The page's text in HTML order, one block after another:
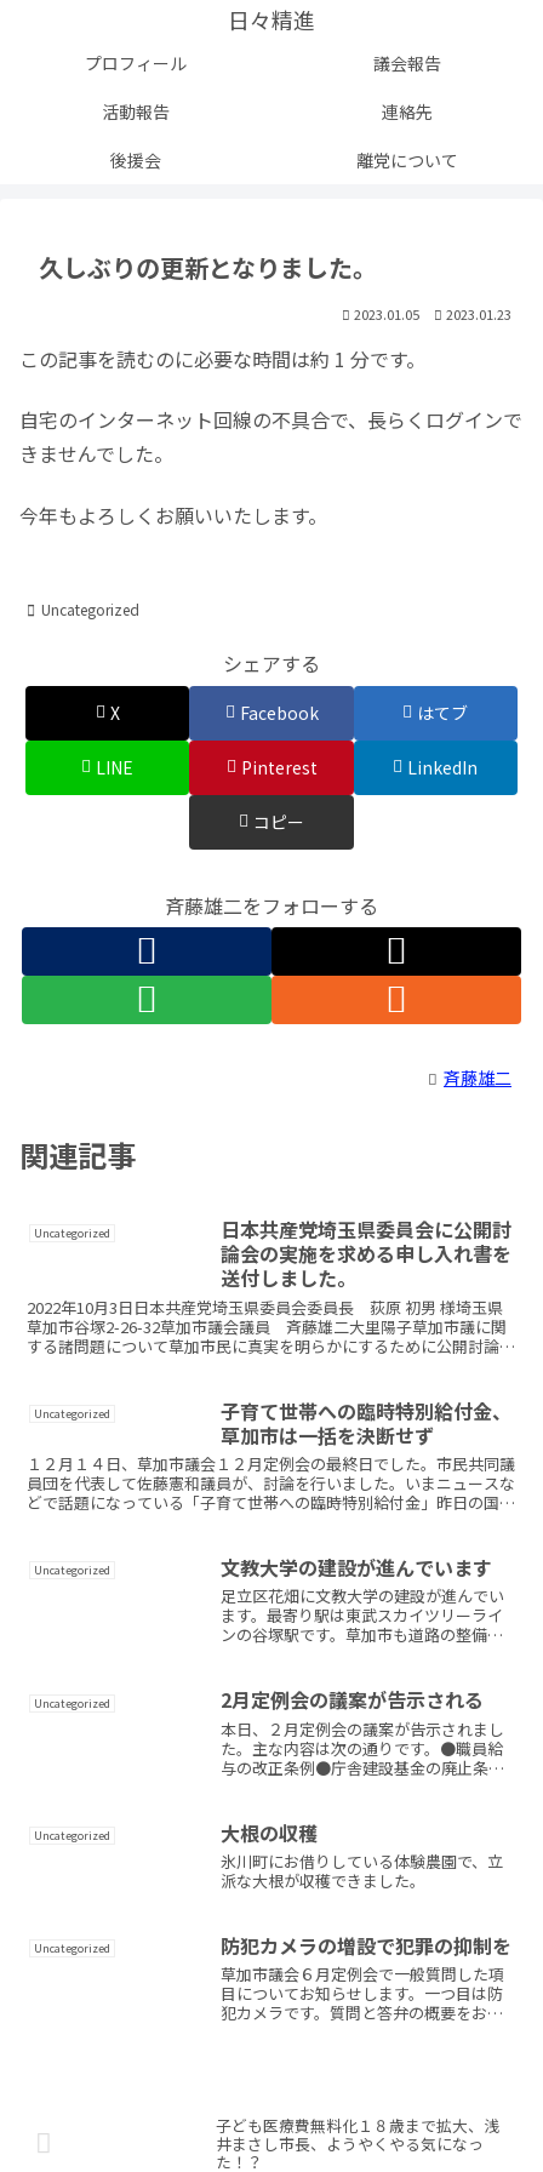
日々精進
プロフィール
議会報告
活動報告
連絡先
後援会
離党について
久しぶりの更新となりました。
2023.01.05 2023.01.23
この記事を読むのに必要な時間は約 1 分です。
自宅のインターネット回線の不具合で、長らくログインで
きませんでした。
今年もよろしくお願いいたします。
Uncategorized
シェアする
X Facebook はてブ
LINE Pinterest LinkedIn
コピー
斉藤雄二をフォローする
斉藤雄二
関連記事
Uncategorized
日本共産党埼玉県委員会に公開討
論会の実施を求める申し入れ書を
送付しました。
2022年10月3日日本共産党埼玉県委員会委員長 荻原 初男 様埼玉県
草加市谷塚2-26-32草加市議会議員 斉藤雄二大里陽子草加市議に関
する諸問題について草加市民に真実を明らかにするために公開討論会
Uncategorized
子育て世帯への臨時特別給付金、
草加市は一括を決断せず
１２月１４日、草加市議会１２月定例会の最終日でした。市民共同議
員団を代表して佐藤憲和議員が、討論を行いました。いまニュースな
どで話題になっている「子育て世帯への臨時特別給付金」昨日の国会
Uncategorized 文教大学の建設が進んでいます
足立区花畑に文教大学の建設が進んでい
ます。最寄り駅は東武スカイツリーライ
ンの谷塚駅です。草加市も道路の整備な
Uncategorized 2月定例会の議案が告示される
本日、２月定例会の議案が告示されまし
た。主な内容は次の通りです。●職員給
与の改正条例●庁舎建設基金の廃止条例
任が主な議案です。また、令和７年度草
加市一般会計予算をはじめ...
Uncategorized 大根の収穫
氷川町にお借りしている体験農園で、立
派な大根が収穫できました。
Uncategorized 防犯カメラの増設で犯罪の抑制を
草加市議会６月定例会で一般質問した項
目についてお知らせします。一つ目は防
犯カメラです。質問と答弁の概要をお知
子ども医療費無料化１８歳まで拡大、浅
井まさし市長、ようやくやる気になっ
た！？